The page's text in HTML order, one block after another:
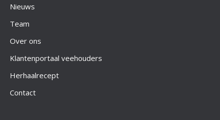
Nieuws
Team
Over ons
Klantenportaal veehouders
Herhaalrecept
Contact